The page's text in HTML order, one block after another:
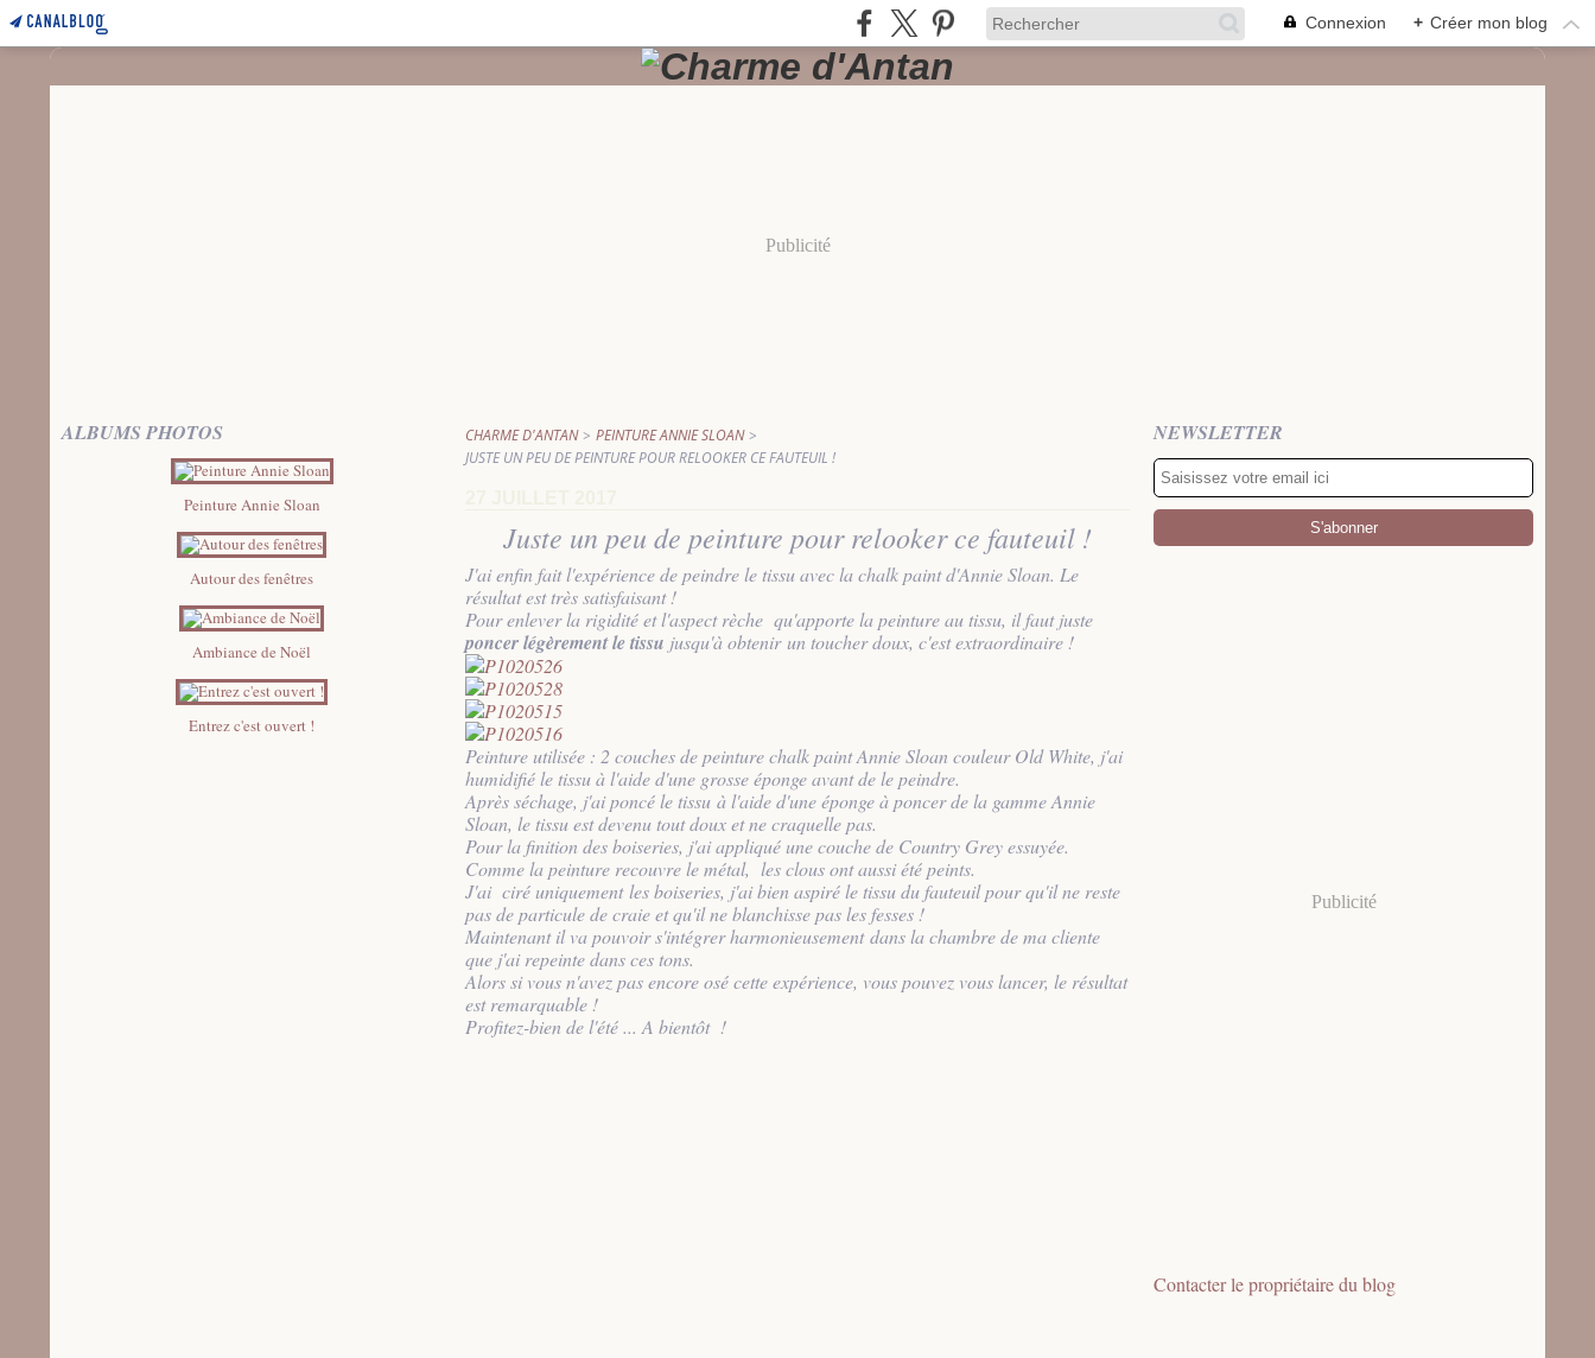
Connexion + Créer mon blog
Publicité
ALBUMS PHOTOS
Peinture Annie Sloan
Autour des fenêtres
Ambiance de Noël
Entrez c'est ouvert !
CHARME D'ANTAN > PEINTURE ANNIE SLOAN >
JUSTE UN PEU DE PEINTURE POUR RELOOKER CE FAUTEUIL !
Juste un peu de peinture pour relooker ce fauteuil !
J'ai enfin fait l'expérience de peindre le tissu avec la chalk paint d'Annie Sloan. Le
résultat est très satisfaisant !
Pour enlever la rigidité et l'aspect rèche qu'apporte la peinture au tissu, il faut juste
poncer légèrement le tissu jusqu'à obtenir un toucher doux, c'est extraordinaire !
Peinture utilisée : 2 couches de peinture chalk paint Annie Sloan couleur Old White, j'ai
humidifié le tissu à l'aide d'une grosse éponge avant de le peindre.
Après séchage, j'ai poncé le tissu à l'aide d'une éponge à poncer de la gamme Annie
Sloan, le tissu est devenu tout doux et ne craquelle pas.
Pour la finition des boiseries, j'ai appliqué une couche de Country Grey essuyée.
Comme la peinture recouvre le métal, les clous ont aussi été peints.
J'ai ciré uniquement les boiseries, j'ai bien aspiré le tissu du fauteuil pour qu'il ne reste
pas de particule de craie et qu'il ne blanchisse pas les fesses !
Maintenant il va pouvoir s'intégrer harmonieusement dans la chambre de ma cliente
que j'ai repeinte dans ces tons.
Alors si vous n'avez pas encore osé cette expérience, vous pouvez vous lancer, le résultat
est remarquable !
Profitez-bien de l'été ... A bientôt !
NEWSLETTER
Publicité
Contacter le propriétaire du blog